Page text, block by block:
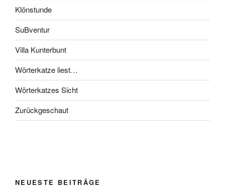
Klönstunde
SuBventur
Villa Kunterbunt
Wörterkatze liest…
Wörterkatzes Sicht
Zurückgeschaut
NEUESTE BEITRÄGE